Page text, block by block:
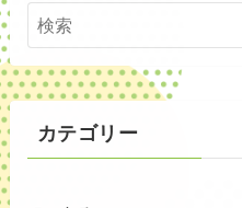
カテゴリー